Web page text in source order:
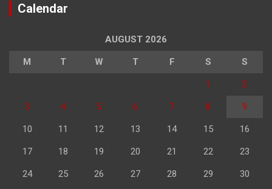
Calendar
AUGUST 2026
M T W T F S S
1 2
3 4 5 6 7 8 9
10 11 12 13 14 15 16
17 18 19 20 21 22 23
24 25 26 27 28 29 30